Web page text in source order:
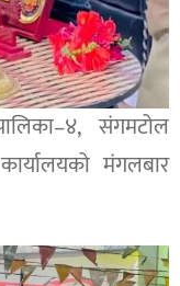
संगमटोल
मंगलबार